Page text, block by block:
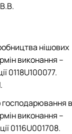
нішових
виконання –
0118U100077.
господарювання в
виконання –
0116U001708.